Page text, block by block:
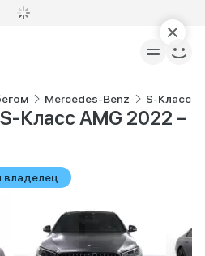
Mercedes-Benz S-Класс
Класс AMG 2022 –
владелец